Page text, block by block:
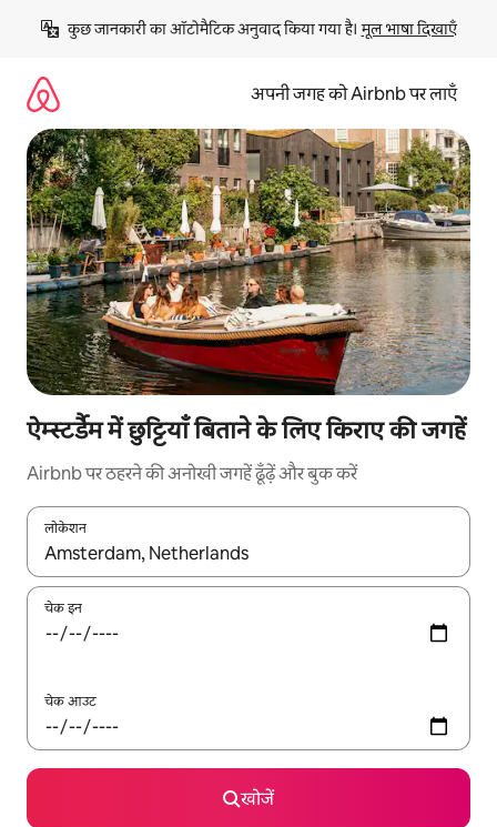
छोड़कर
कॉन्टेंट
कुछ जानकारी का ऑटोमैटिक अनुवाद किया गया है। मूल भाषा दिखाएँ
अपनी जगह को Airbnb पर लाएँ
ऐम्स्टर्डैम में छुट्टियाँ बिताने के लिए किराए की जगहें
Airbnb पर ठहरने की अनोखी जगहें ढूँढ़ें और बुक करें
लोकेशन
नतीजों के उपलब्ध होने पर, अप और डाउन 'ऐरो की' का इस्तेमाल करके नेविगेट
चेक इन
चेक आउट
खोजें